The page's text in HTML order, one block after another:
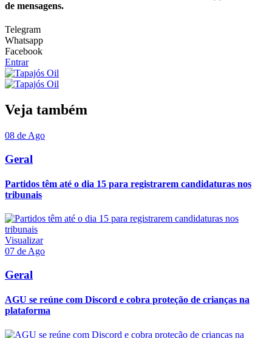
de mensagens.
Telegram
Whatsapp
Facebook
Entrar
Veja também
08 de Ago
Geral
Partidos têm até o dia 15 para registrarem candidaturas nos
tribunais
Visualizar
07 de Ago
Geral
AGU se reúne com Discord e cobra proteção de crianças na
plataforma